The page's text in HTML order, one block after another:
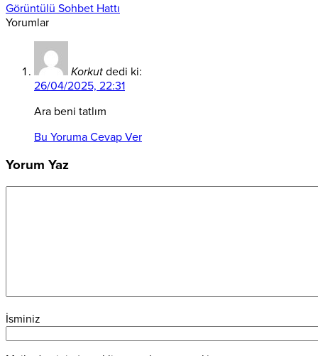
Görüntülü Sohbet Hattı
Yorumlar
Korkut dedi ki:
26/04/2025, 22:31
Ara beni tatlım
Bu Yoruma Cevap Ver
Yorum Yaz
İsminiz